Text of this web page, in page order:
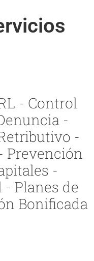
- Control
-
-
Prevención
-
Planes de
Bonificada